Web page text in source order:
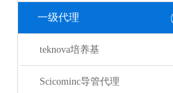
一级代理
teknova培养基
Scicominc导管代理